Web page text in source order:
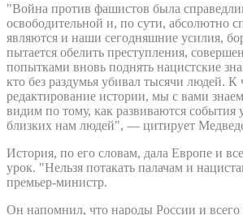
"Война против фашистов была
освободительной и, по сути, абсолютно
являются и наши сегодняшние усилия,
пытается обелить преступления,
попытками вновь поднять нацистские
кто без раздумья убивал тысячи людей.
редактирование истории, мы с вами
видим по тому, как развиваются события
близких нам людей", — цитирует
История, по его словам, дала Европе и
урок. "Нельзя потакать палачам и
премьер-министр.
Он напомнил, что народы России и всего